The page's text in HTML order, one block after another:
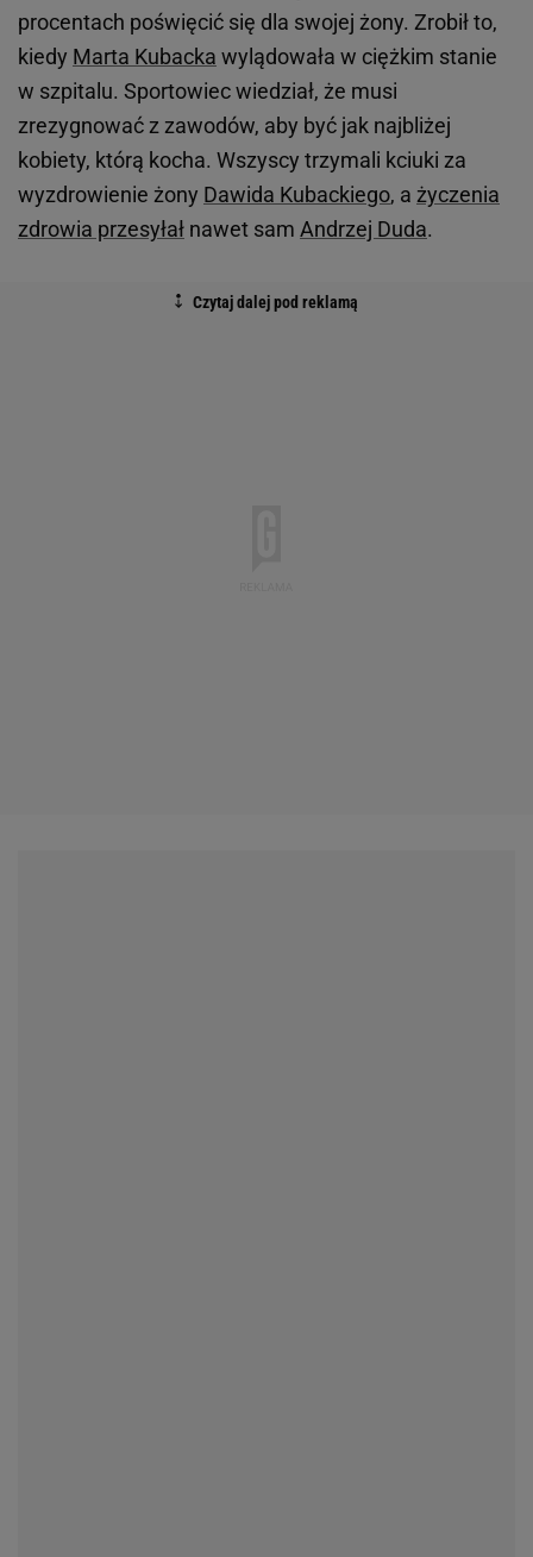
procentach poświęcić się dla swojej żony. Zrobił to,
kiedy Marta Kubacka wylądowała w ciężkim stanie
w szpitalu. Sportowiec wiedział, że musi
zrezygnować z zawodów, aby być jak najbliżej
kobiety, którą kocha. Wszyscy trzymali kciuki za
wyzdrowienie żony Dawida Kubackiego, a życzenia
zdrowia przesyłał nawet sam Andrzej Duda.